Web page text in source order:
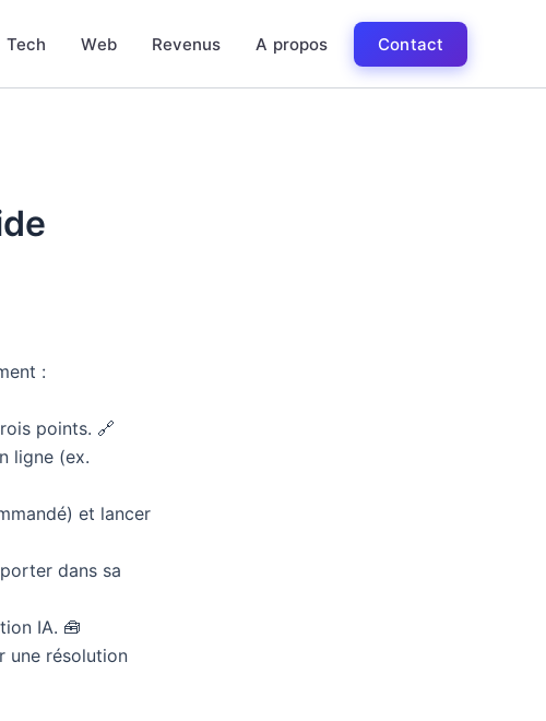
Tech Web Revenus A propos Contact
:
points. 🔗
ligne (ex.
et lancer
dans sa
IA. 🧰
une résolution